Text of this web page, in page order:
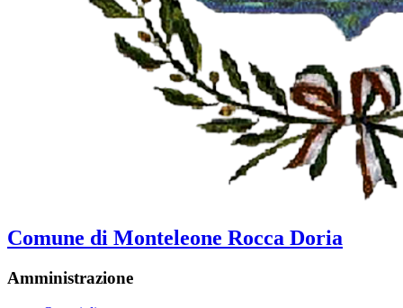
Comune di Monteleone Rocca Doria
Amministrazione